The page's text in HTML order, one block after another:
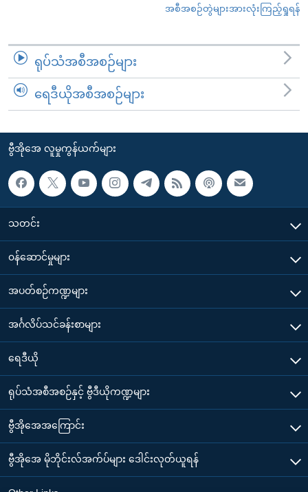
အစီအစဉ်တွဲများအားလုံးကြည့်ရှုရန်
ရုပ်သံအစီအစဉ်များ
ရေဒီယိုအစီအစဉ်များ
ဗွီအိုအေ လူမှုကွန်ယက်များ
သတင်း
၀န်ဆောင်မှုများ
အပတ်စဉ်ကဏ္ဍများ
အင်္ဂလိပ်သင်ခန်းစာများ
ရေဒီယို
ရုပ်သံအစီအစဉ်နှင့် ဗွီဒီယိုကဏ္ဍများ
ဗွီအိုအေအကြောင်း
ဗွီအိုအေ မိုဘိုင်းလ်အက်ပ်များ ဒေါင်းလုတ်ယူရန်